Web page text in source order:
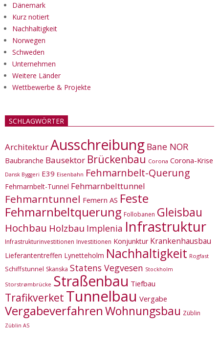
Dänemark
Kurz notiert
Nachhaltigkeit
Norwegen
Schweden
Unternehmen
Weitere Länder
Wettbewerbe & Projekte
SCHLAGWÖRTER
ArchitekturAusschreibung Bane NOR
Baubranche Bausektor Brückenbau Corona Corona-Krise
Dansk Byggeri E39 Eisenbahn Fehmarnbelt-Querung
Fehmarnbelt-Tunnel Fehmarnbelttunnel
Fehmarntunnel Femern AS Feste
Fehmarnbeltquerung Follobanen Gleisbau
Hochbau Holzbau Implenia Infrastruktur
Infrastrukturinvestitionen Investitionen Konjunktur Krankenhausbau
Lieferantentreffen Lynetteholm Nachhaltigkeit Rogfast
Schiffstunnel Skanska Statens Vegvesen Stockholm
Storstrømbrücke Straßenbau Tiefbau
Trafikverket Tunnelbau Vergabe
VergabeverfahrenWohnungsbau Züblin
Züblin AS